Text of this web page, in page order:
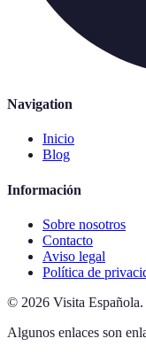
Navigation
Inicio
Blog
Información
Sobre nosotros
Contacto
Aviso legal
Política de
© 2026 Visita Española.
Algunos enlaces son